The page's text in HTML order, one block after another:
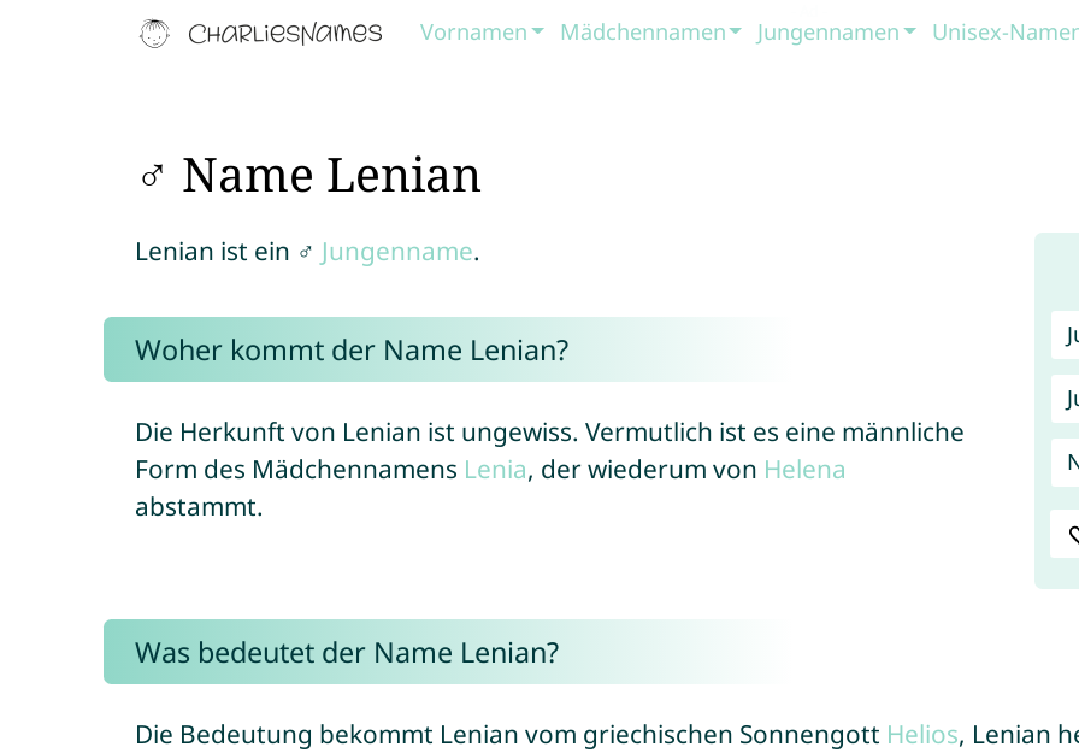
Vornamen Mädchennamen Jungennamen Unisex-
♂ Name Lenian
Lenian ist ein ♂ Jungenname.
Woher kommt der Name Lenian?
Die Herkunft von Lenian ist ungewiss. Vermutlich ist es eine männliche
Form des Mädchennamens Lenia, der wiederum von Helena
abstammt.
Was bedeutet der Name Lenian?
Die Bedeutung bekommt Lenian vom griechischen Sonnengott Helios, Lenian